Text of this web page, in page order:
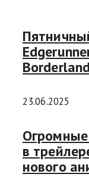
23.06.2025
в
нового